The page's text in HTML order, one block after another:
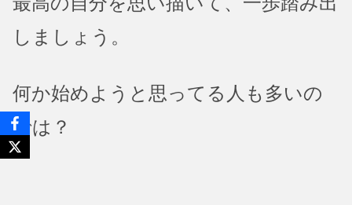
しましょう。
何か始めようと思ってる人も多いの
では？